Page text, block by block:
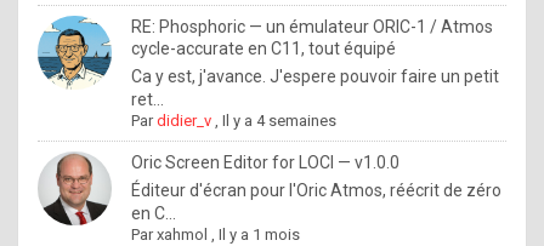
.
I
f
y
o
u
w
RE: Phosphoric — un émulateur ORIC-1 / Atmos
cycle-accurate en C11, tout équipé
Ca y est, j'avance. J'espere pouvoir faire un petit
ret...
Pardidier_v ,Il y a 4 semaines
Oric Screen Editor for LOCI — v1.0.0
Éditeur d'écran pour l'Oric Atmos, réécrit de zéro
en C...
Parxahmol ,Il y a 1 mois